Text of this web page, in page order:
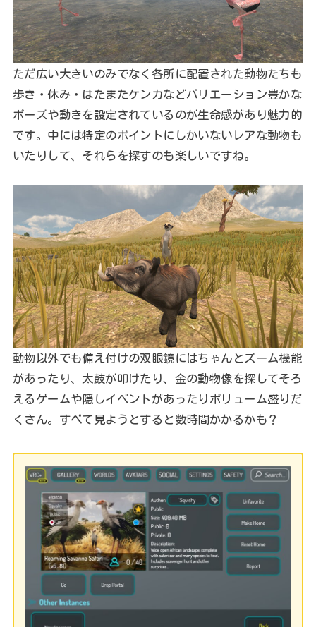
ただ広い大きいのみでなく各所に配置された動物たちも
歩き・休み・はたまたケンカなどバリエーション豊かな
ポーズや動きを設定されているのが生命感があり魅力的
です。中には特定のポイントにしかいないレアな動物も
いたりして、それらを探すのも楽しいですね。
動物以外でも備え付けの双眼鏡にはちゃんとズーム機能
があったり、太鼓が叩けたり、金の動物像を探してそろ
えるゲームや隠しイベントがあったりボリューム盛りだ
くさん。すべて見ようとすると数時間かかるかも？